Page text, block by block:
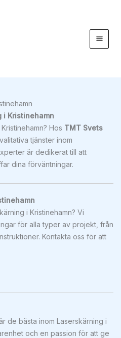
i Kristinehamn
Hos TMT Svets
tjänster inom
är dedikerat till att
dina förväntningar.
i Kristinehamn? Vi
för alla typer av projekt, från
Kontakta oss för att
de bästa inom Laserskärning i
och en passion för att ge